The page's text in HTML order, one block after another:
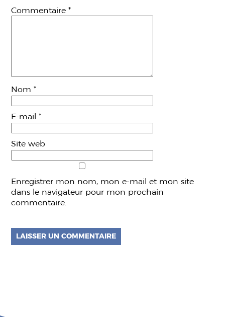
Commentaire*
Nom*
E-mail*
Site web
Enregistrer mon nom, mon e-mail et mon site
dans le navigateur pour mon prochain
commentaire.